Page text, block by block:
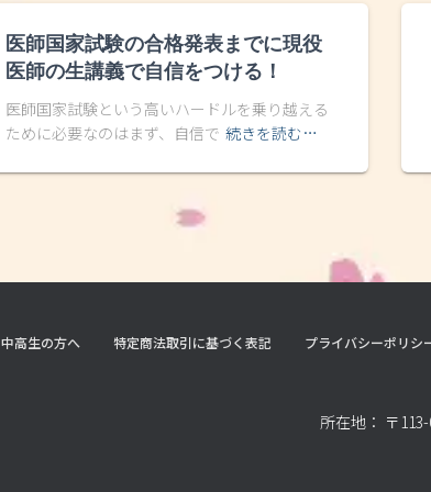
医師国家試験の合格発表までに現役
医師の生講義で自信をつける！
医師国家試験という高いハードルを乗り越える
ために必要なのはまず、自信で 続きを読む…
中高生の方へ 特定商法取引に基づく表記 プライバシーポリシ
所在地： 〒